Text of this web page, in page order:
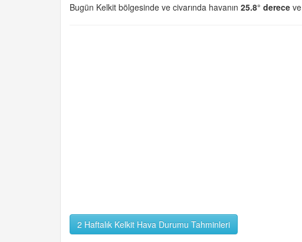
Bugün Kelkit bölgesinde ve civarında havanın 25.8° derece ve
2 Haftalık Kelkit Hava Durumu Tahminleri